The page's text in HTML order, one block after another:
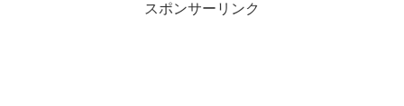
スポンサーリンク